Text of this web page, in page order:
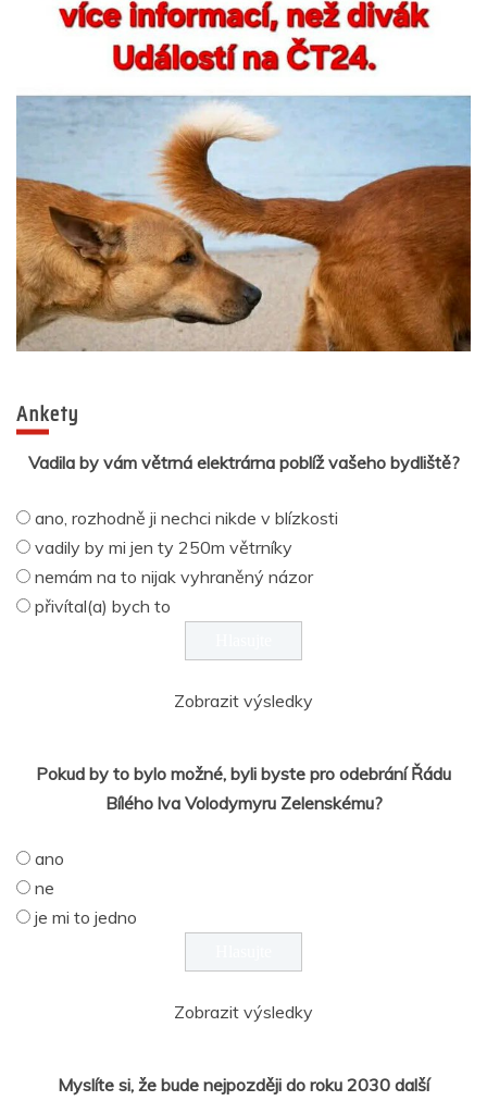
Ankety
Vadila by vám větrná elektrárna poblíž vašeho bydliště?
ano, rozhodně ji nechci nikde v blízkosti
vadily by mi jen ty 250m větrníky
nemám na to nijak vyhraněný názor
přivítal(a) bych to
Zobrazit výsledky
Pokud by to bylo možné, byli byste pro odebrání Řádu
Bílého lva Volodymyru Zelenskému?
ano
ne
je mi to jedno
Zobrazit výsledky
Myslíte si, že bude nejpozději do roku 2030 další